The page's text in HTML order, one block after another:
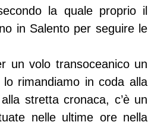
la quale proprio il
in Salento per seguire le
un volo transoceanico un
rimandiamo in coda alla
stretta cronaca, c’è un
nelle ultime ore nella